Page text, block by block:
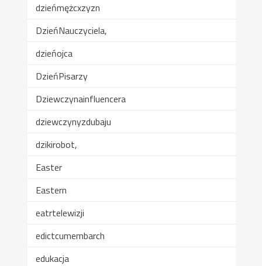
dzieńmężcxzyzn
DzieńNauczyciela,
dzieńojca
DzieńPisarzy
Dziewczynainfluencera
dziewczynyzdubaju
dzikirobot,
Easter
Eastern
eatrtelewizji
edictcumembarch
edukacja